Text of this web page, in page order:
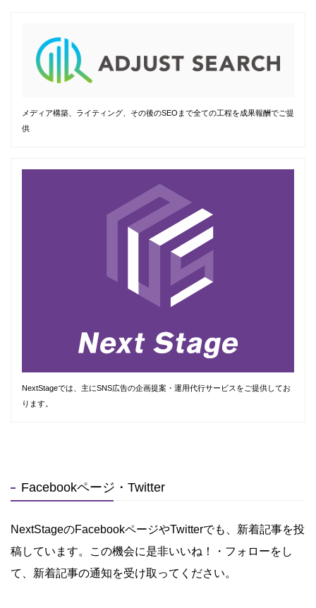
メディア構築、ライティング、その後のSEOまで全ての工程を成果報酬でご提
供
NextStageでは、主にSNS広告の企画提案・運用代行サービスをご提供してお
ります。
Facebookページ・Twitter
NextStageのFacebookページやTwitterでも、新着記事を投
稿しています。この機会に是非いいね！・フォローをし
て、新着記事の通知を受け取ってください。